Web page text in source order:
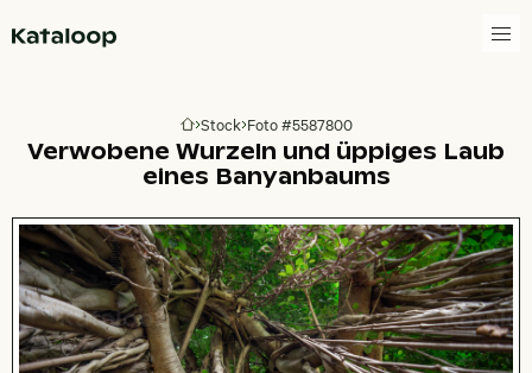
Zur Homepage
Stock Foto #5587800
Verwobene Wurzeln und üppiges Laub
eines Banyanbaums